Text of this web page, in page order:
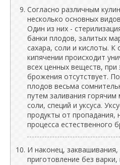
Согласно различным
несколько основных
Один из них -
банки плодов, залитых
сахара, соли и кислоты.
кипячении происходит
всех ценных веществ, при
брожения отсутствует.
плодов весьма
путем заливания
соли, специй и уксуса.
продукты от пропадания,
процесса естественного
И наконец, заквашивания,
приготовление без